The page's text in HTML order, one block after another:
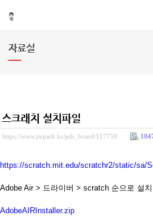
자료실
스크래치 설치파일
https://www.jwpark.kr/pds_board/117759
https://scratch.mit.edu/scratchr2/static/sa/
Adobe Air > 드라이버 > scratch 순으로 설치
AdobeAIRInstaller.zip